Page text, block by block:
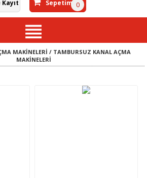
Kayıt Sepetim 0
MAKİNELERİ / TAMBURSUZ KANAL AÇMA
MAKİNELERİ